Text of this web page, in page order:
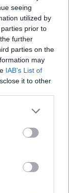
seeing
utilized by
prior to
further
parties on the
may
IAB’s List of
it to other
állok
a másik
a
fogok.
jó éjszakát
egymással,
betörni.